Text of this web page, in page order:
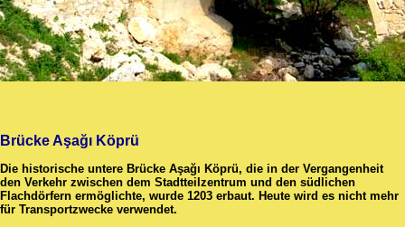
Brücke Aşağı Köprü
Die historische untere Brücke Aşağı Köprü, die in der Vergangenheit
den Verkehr zwischen dem Stadtteilzentrum und den südlichen
Flachdörfern ermöglichte, wurde 1203 erbaut. Heute wird es nicht mehr
für Transportzwecke verwendet.